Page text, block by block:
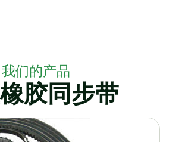
我们的产品
胶同步带